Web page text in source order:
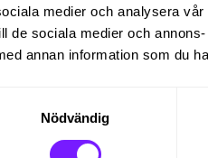
medier och analysera
de sociala medier och
annan information som du
Nödvändig